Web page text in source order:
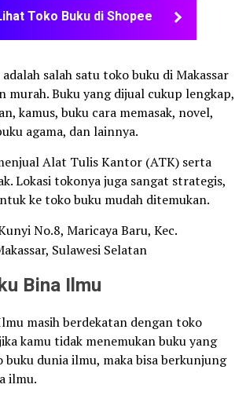
Toko Buku di Shopee
salah satu toko buku di Makassar
murah. Buku yang dijual cukup lengkap,
kamus, buku cara memasak, novel,
agama, dan lainnya.
Alat Tulis Kantor (ATK) serta
Lokasi tokonya juga sangat strategis,
ke toko buku mudah ditemukan.
No.8, Maricaya Baru, Kec.
Sulawesi Selatan
Bina Ilmu
masih berdekatan dengan toko
kamu tidak menemukan buku yang
buku dunia ilmu, maka bisa berkunjung
ilmu.